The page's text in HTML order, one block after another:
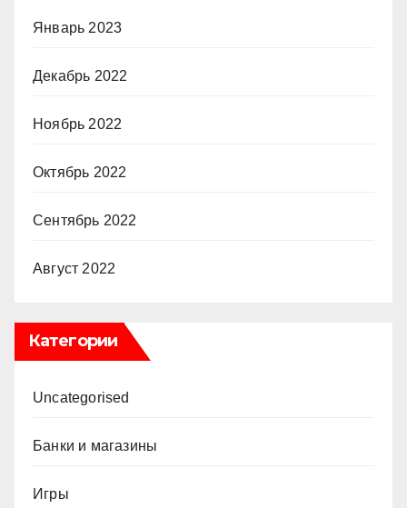
Январь 2023
Декабрь 2022
Ноябрь 2022
Октябрь 2022
Сентябрь 2022
Август 2022
Категории
Uncategorised
Банки и магазины
Игры